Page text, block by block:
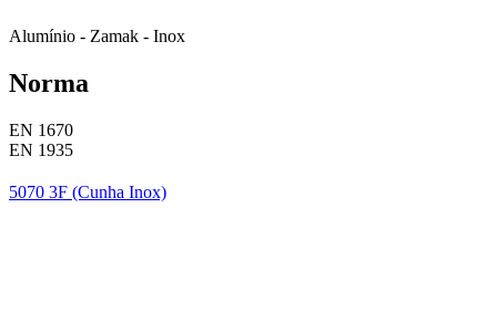
Alumínio - Zamak - Inox
Norma
EN 1670
EN 1935
5070 3F (Cunha Inox)